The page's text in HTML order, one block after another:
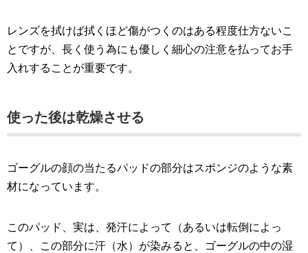
レンズを拭けば拭くほど傷がつくのはある程度仕方ないこ
とですが、長く使う為にも優しく細心の注意を払ってお手
入れすることが重要です。
使った後は乾燥させる
ゴーグルの顔の当たるパッドの部分はスポンジのような素
材になっています。
このパッド、実は、発汗によって（あるいは転倒によっ
て）、この部分に汗（水）が染みると、ゴーグルの中の湿